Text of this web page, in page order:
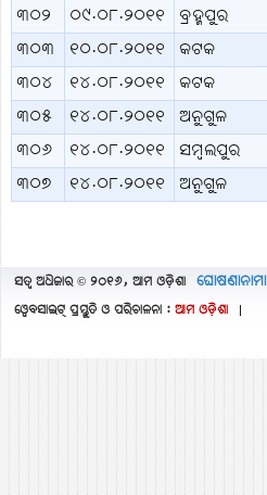
୩୦୨
୦୯.୦୮.୨୦୧୧ ବ୍ରହ୍ମପୁର
୩୦୩ ୧୦.୦୮.୨୦୧୧ କଟକ
୩୦୪
୧୪.୦୮.୨୦୧୧ କଟକ
୩୦୫
୧୪.୦୮.୨୦୧୧ ଅନୁଗୁଳ
୩୦୬
୧୪.୦୮.୨୦୧୧ ସମ୍ବଲପୁର
୩୦୭
୧୪.୦୮.୨୦୧୧ ଅନୁଗୁଳ
ସତ୍ବ ଅଧିକାର © ୨୦୧୬, ଆମ ଓଡ଼ିଶା ଘୋଷଣାନାମା
ୱେବସାଇଟ୍ ପ୍ରସ୍ତୁତି ଓ ପରିଚାଳନା : ଆମ ଓଡ଼ିଶା |